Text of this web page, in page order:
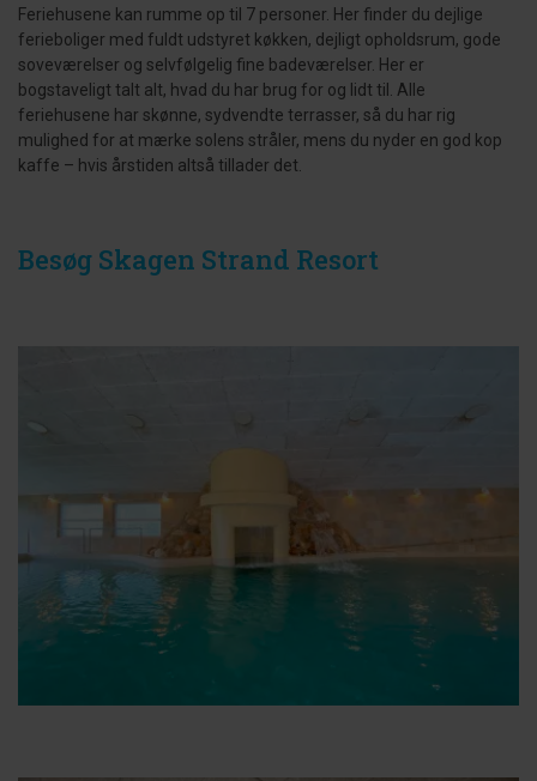
Feriehusene kan rumme op til 7 personer. Her finder du dejlige
ferieboliger med fuldt udstyret køkken, dejligt opholdsrum, gode
soveværelser og selvfølgelig fine badeværelser. Her er
bogstaveligt talt alt, hvad du har brug for og lidt til. Alle
feriehusene har skønne, sydvendte terrasser, så du har rig
mulighed for at mærke solens stråler, mens du nyder en god kop
kaffe – hvis årstiden altså tillader det.
Besøg Skagen Strand Resort